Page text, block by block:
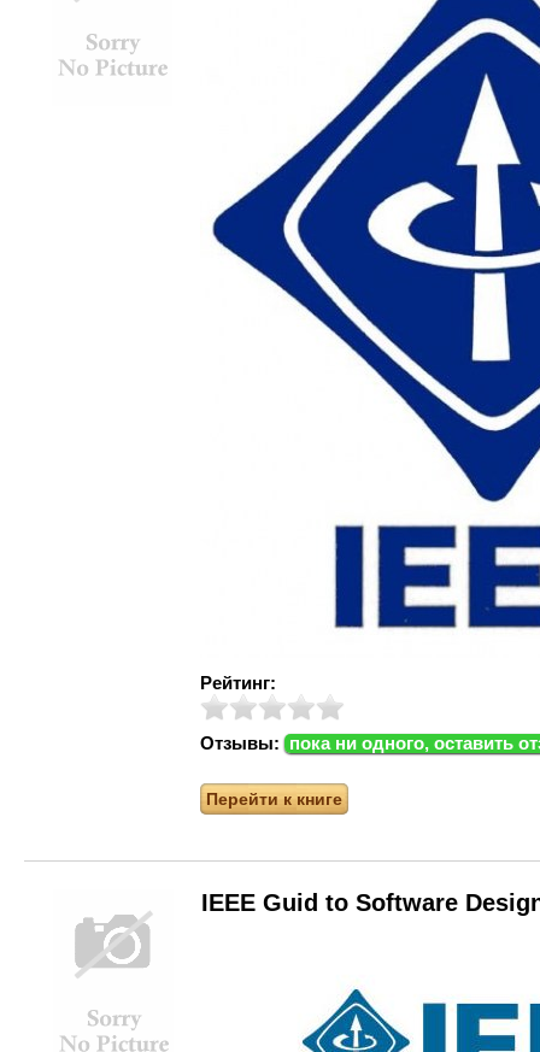
Рейтинг:
Отзывы: пока ни одного, оставить
Перейти к книге
IEEE Guid to Software